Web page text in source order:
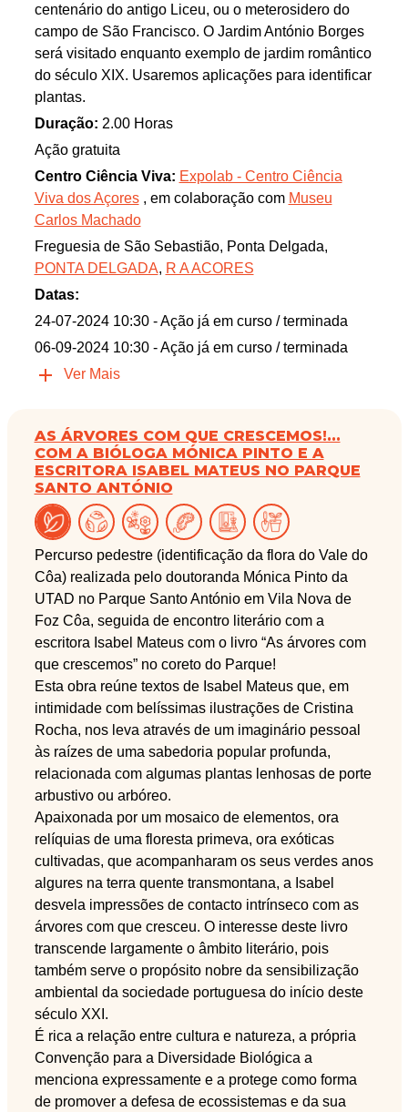
centenário do antigo Liceu, ou o meterosidero do
campo de São Francisco. O Jardim António Borges
será visitado enquanto exemplo de jardim romântico
do século XIX. Usaremos aplicações para identificar
plantas.
Duração: 2.00 Horas
Ação gratuita
Centro Ciência Viva: Expolab - Centro Ciência
Viva dos Açores, em colaboração com Museu
Carlos Machado
Freguesia de São Sebastião, Ponta Delgada,
PONTA DELGADA, R A ACORES
Datas:
24-07-2024 10:30 - Ação já em curso / terminada
06-09-2024 10:30 - Ação já em curso / terminada
Ver Mais
AS ÁRVORES COM QUE CRESCEMOS!...
COM A BIÓLOGA MÓNICA PINTO E A
ESCRITORA ISABEL MATEUS NO PARQUE
SANTO ANTÓNIO
Percurso pedestre (identificação da flora do Vale do
Côa) realizada pelo doutoranda Mónica Pinto da
UTAD no Parque Santo António em Vila Nova de
Foz Côa, seguida de encontro literário com a
escritora Isabel Mateus com o livro “As árvores com
que crescemos” no coreto do Parque!
Esta obra reúne textos de Isabel Mateus que, em
intimidade com belíssimas ilustrações de Cristina
Rocha, nos leva através de um imaginário pessoal
às raízes de uma sabedoria popular profunda,
relacionada com algumas plantas lenhosas de porte
arbustivo ou arbóreo.
Apaixonada por um mosaico de elementos, ora
relíquias de uma floresta primeva, ora exóticas
cultivadas, que acompanharam os seus verdes anos
algures na terra quente transmontana, a Isabel
desvela impressões de contacto intrínseco com as
árvores com que cresceu. O interesse deste livro
transcende largamente o âmbito literário, pois
também serve o propósito nobre da sensibilização
ambiental da sociedade portuguesa do início deste
século XXI.
É rica a relação entre cultura e natureza, a própria
Convenção para a Diversidade Biológica a
menciona expressamente e a protege como forma
de promover a defesa de ecossistemas e da sua